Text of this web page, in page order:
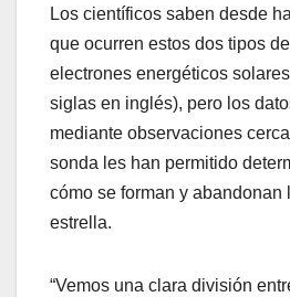
Los científicos saben desde
que ocurren estos dos tipos
electrones energéticos
siglas en inglés), pero los
mediante observaciones
sonda les han permitido
cómo se forman y abandonan
estrella.
“Vemos una clara división